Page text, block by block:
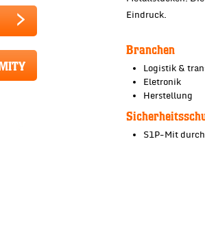
Eindruck.
Branchen
Logistik &
Eletronik
Herstellung
S1P-Mit